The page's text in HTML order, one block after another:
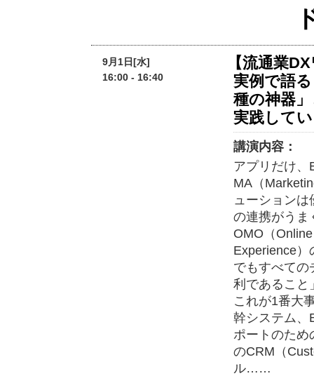
9月1日[水]
16:00 - 16:40
【流通業
実例で語
種の神器
実践して
講演内容：
アプリだけ、
MA（
ューション
の連携がうま
OMO（
Experience）
でもすべての
利であること
これが1番大
幹システム、
ポートのため
のCRM（
ル……